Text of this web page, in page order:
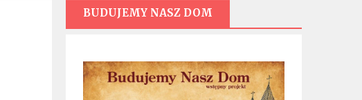
BUDUJEMY NASZ DOM